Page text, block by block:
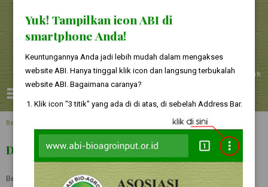
Indonesia English
Beranda
Dewan Pengurus
Berikut ini adalah susunan pengurus Asosiasi Bio Agro Input Indonesia
Yuk! Tampilkan icon ABI di
smartphone Anda!
Keuntungannya Anda jadi lebih mudah dalam mengakses
website ABI. Hanya tinggal klik icon dan langsung terbukalah
website ABI. Bagaimana caranya?
Klik icon "3 titik" yang ada di di atas, di sebelah Address Bar.